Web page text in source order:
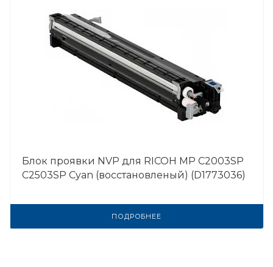
Блок проявки NVP для RICOH MP C2003SP
C2503SP Cyan (восстановленый) (D1773036)
ПОДРОБНЕЕ